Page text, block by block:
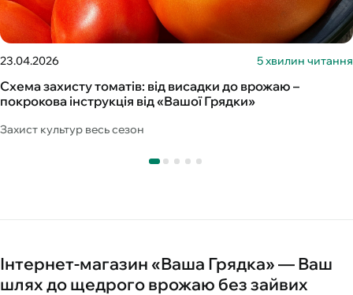
23.04.2026 5 хвилин читання
Схема захисту томатів: від висадки до врожаю –
покрокова інструкція від «Вашої Грядки»
Захист культур весь сезон
Інтернет-магазин «Ваша Грядка» — Ваш
шлях до щедрого врожаю без зайвих